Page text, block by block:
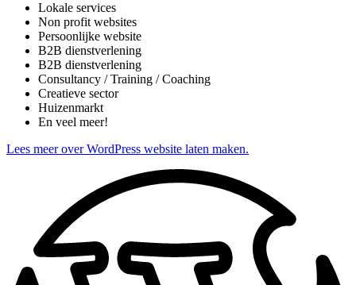
Lokale services
Non profit websites
Persoonlijke website
B2B dienstverlening
B2B dienstverlening
Consultancy / Training / Coaching
Creatieve sector
Huizenmarkt
En veel meer!
Lees meer over WordPress website laten maken.